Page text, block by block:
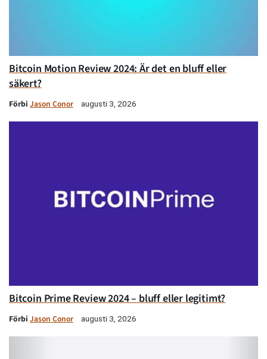
Bitcoin Motion Review 2024: Är det en bluff eller
säkert?
Förbi Jason Conor augusti 3, 2026
Bitcoin Prime Review 2024 – bluff eller legitimt?
Förbi Jason Conor augusti 3, 2026